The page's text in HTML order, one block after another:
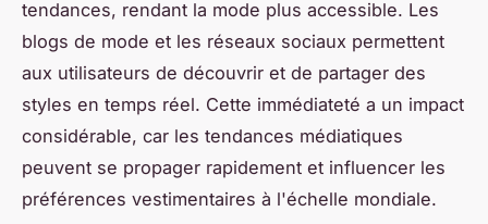
tendances, rendant la mode plus accessible. Les
blogs de mode et les réseaux sociaux permettent
aux utilisateurs de découvrir et de partager des
styles en temps réel. Cette immédiateté a un impact
considérable, car les tendances médiatiques
peuvent se propager rapidement et influencer les
préférences vestimentaires à l'échelle mondiale.